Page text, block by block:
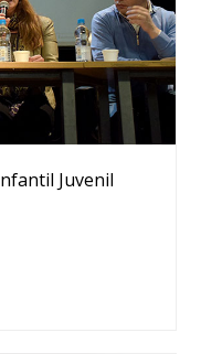
Juvenil